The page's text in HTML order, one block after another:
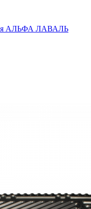
АЛЬФА ЛАВАЛЬ